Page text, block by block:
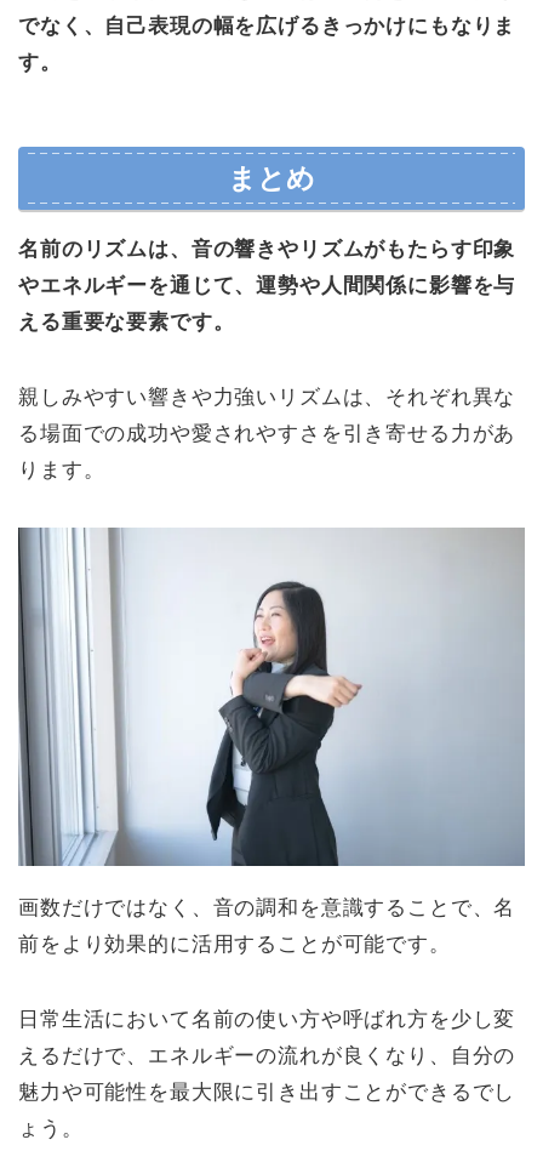
でなく、自己表現の幅を広げるきっかけにもなりま
す。
まとめ
名前のリズムは、音の響きやリズムがもたらす印象
やエネルギーを通じて、運勢や人間関係に影響を与
える重要な要素です。
親しみやすい響きや力強いリズムは、それぞれ異な
る場面での成功や愛されやすさを引き寄せる力があ
ります。
画数だけではなく、音の調和を意識することで、名
前をより効果的に活用することが可能です。
日常生活において名前の使い方や呼ばれ方を少し変
えるだけで、エネルギーの流れが良くなり、自分の
魅力や可能性を最大限に引き出すことができるでし
ょう。